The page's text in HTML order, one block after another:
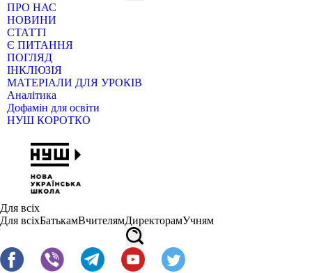
ПРО НАС
НОВИНИ
СТАТТІ
Є ПИТАННЯ
ПОГЛЯД
ІНКЛЮЗІЯ
МАТЕРІАЛИ ДЛЯ УРОКІВ
Аналітика
Дофамін для освіти
НУШ КОРОТКО
Для всіх
Для всіхБатькамВчителямДиректорамУчням